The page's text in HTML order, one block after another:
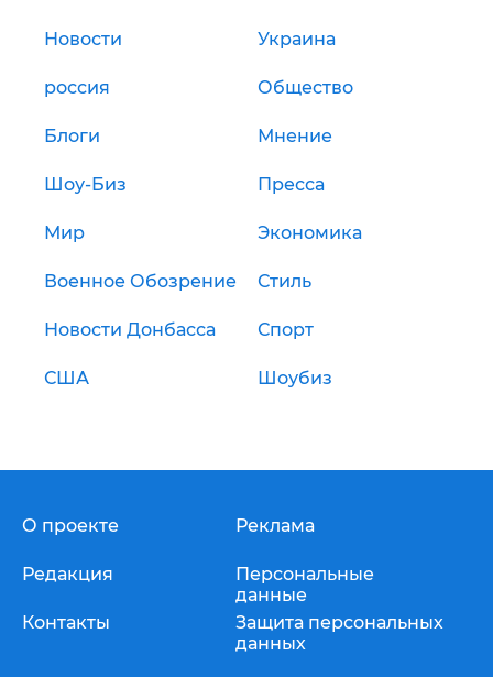
Новости Украина
россия Общество
Блоги Мнение
Шоу-Биз Пресса
Мир Экономика
Военное Обозрение Стиль
Новости Донбасса Спорт
США Шоубиз
О проекте
Редакция
Контакты
Реклама
Персональные
данные
Защита персональных
данных